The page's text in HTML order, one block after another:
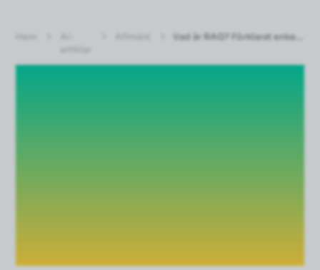
Vad är RAG? Förklarat enkelt
Vad är RAG
(Retrieval-
Augmented
Generation)?
Förklarat på
svenska